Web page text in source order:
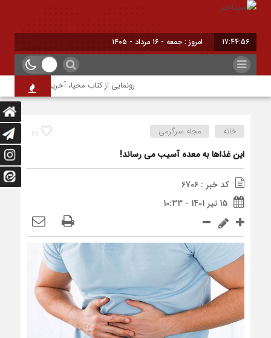
17:44:57 امروز : جمعه - ۱۶ مرداد - ۱۴۰۵
رونمایی از کتاب محیا، آخرین اثر نویسنده
21 خانه مجله سرگرمی
این غذاها به معده آسیب می رساند!
کد خبر : 6706
15 تیر 1401 - 10:33